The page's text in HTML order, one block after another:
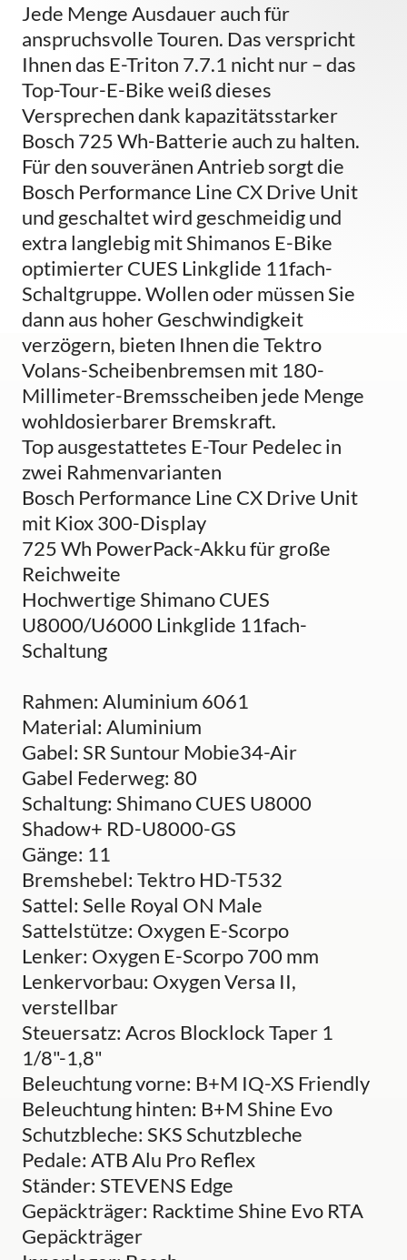
Jede Menge Ausdauer auch für
anspruchsvolle Touren. Das verspricht
Ihnen das E-Triton 7.7.1 nicht nur – das
Top-Tour-E-Bike weiß dieses
Versprechen dank kapazitätsstarker
Bosch 725 Wh-Batterie auch zu halten.
Für den souveränen Antrieb sorgt die
Bosch Performance Line CX Drive Unit
und geschaltet wird geschmeidig und
extra langlebig mit Shimanos E-Bike
optimierter CUES Linkglide 11fach-
Schaltgruppe. Wollen oder müssen Sie
dann aus hoher Geschwindigkeit
verzögern, bieten Ihnen die Tektro
Volans-Scheibenbremsen mit 180-
Millimeter-Bremsscheiben jede Menge
wohldosierbarer Bremskraft.
Top ausgestattetes E-Tour Pedelec in
zwei Rahmenvarianten
Bosch Performance Line CX Drive Unit
mit Kiox 300-Display
725 Wh PowerPack-Akku für große
Reichweite
Hochwertige Shimano CUES
U8000/U6000 Linkglide 11fach-
Schaltung
Rahmen: Aluminium 6061
Material: Aluminium
Gabel: SR Suntour Mobie34-Air
Gabel Federweg: 80
Schaltung: Shimano CUES U8000
Shadow+ RD-U8000-GS
Gänge: 11
Bremshebel: Tektro HD-T532
Sattel: Selle Royal ON Male
Sattelstütze: Oxygen E-Scorpo
Lenker: Oxygen E-Scorpo 700 mm
Lenkervorbau: Oxygen Versa II,
verstellbar
Steuersatz: Acros Blocklock Taper 1
1/8"-1,8"
Beleuchtung vorne: B+M IQ-XS Friendly
Beleuchtung hinten: B+M Shine Evo
Schutzbleche: SKS Schutzbleche
Pedale: ATB Alu Pro Reflex
Ständer: STEVENS Edge
Gepäckträger: Racktime Shine Evo RTA
Gepäckträger